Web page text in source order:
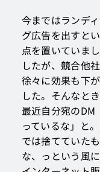
今まではランデ
グ広告を出すと
点を置いていま
したが、競合他
徐々に効果も下
した。そんなと
最近自分宛のDM
っているな」と
では捨てていた
な、っという風